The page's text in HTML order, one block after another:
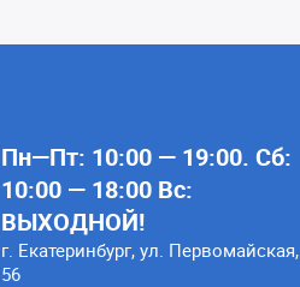
Пн—Пт: 10:00 — 19:00. Сб:
10:00 — 18:00 Вс:
ВЫХОДНОЙ!
г. Екатеринбург, ул. Первомайская,
56